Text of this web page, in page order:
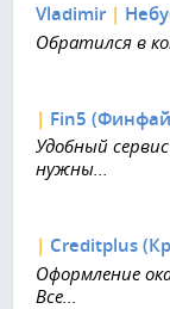
Vladimir |
Обратился в
| Fin5
Удобный
нужны...
| Creditplus
Оформление
Все...